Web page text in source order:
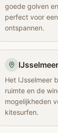
goede golven
perfect voor
ontspannen.
IJsselmeer
Het IJsselmeer
ruimte en de
mogelijkheden
kitesurfen.